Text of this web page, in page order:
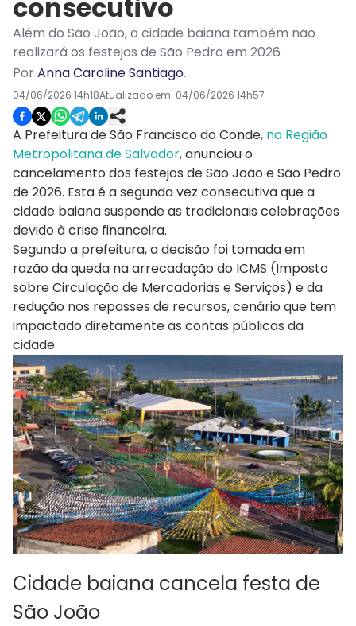
consecutivo
Além do São João, a cidade baiana também não
realizará os festejos de São Pedro em 2026
PorAnna Caroline Santiago.
04/06/2026 14h18Atualizado em: 04/06/2026 14h57
A Prefeitura de São Francisco do Conde, na Região
Metropolitana de Salvador, anunciou o
cancelamento dos festejos de São João e São Pedro
de 2026. Esta é a segunda vez consecutiva que a
cidade baiana suspende as tradicionais celebrações
devido à crise financeira.
Segundo a prefeitura, a decisão foi tomada em
razão da queda na arrecadação do ICMS (Imposto
sobre Circulação de Mercadorias e Serviços) e da
redução nos repasses de recursos, cenário que tem
impactado diretamente as contas públicas da
cidade.
Cidade baiana cancela festa de
São João